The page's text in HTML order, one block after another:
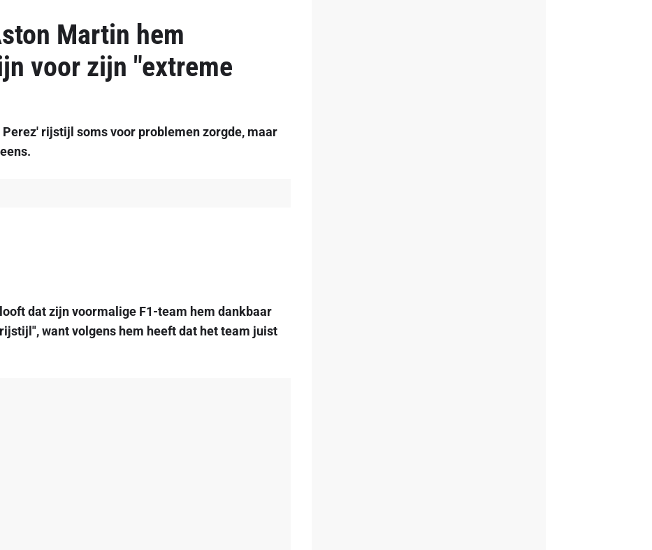
Martin hem
voor zijn "extreme
rijstijl soms voor problemen zorgde, maar
dat zijn voormalige F1-team hem dankbaar
want volgens hem heeft dat het team juist